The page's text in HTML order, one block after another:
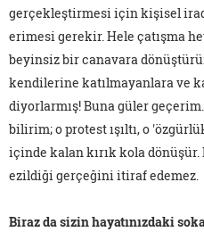
gerçekleştirmesi için kişisel
erimesi gerekir. Hele çatışma
beyinsiz bir canavara
kendilerine katılmayanlara ve
diyorlarmış! Buna güler
bilirim; o protest ışıltı, o
içinde kalan kırık kola
ezildiği gerçeğini itiraf edemez.
Biraz da sizin hayatınızdaki